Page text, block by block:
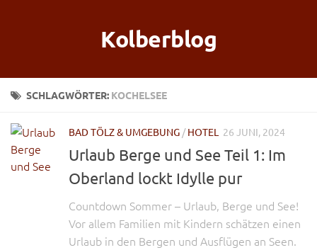
Kolberblog
SCHLAGWÖRTER: KOCHELSEE
BAD TÖLZ & UMGEBUNG /HOTEL 26 JUNI, 2024
Urlaub Berge und See Teil 1: Im
Oberland lockt Idylle pur
Countdown Sommer – Urlaub, Berge und See!
Vor allem Familien mit Kindern schätzen einen
Urlaub in den Bergen und Ausflügen an Seen.